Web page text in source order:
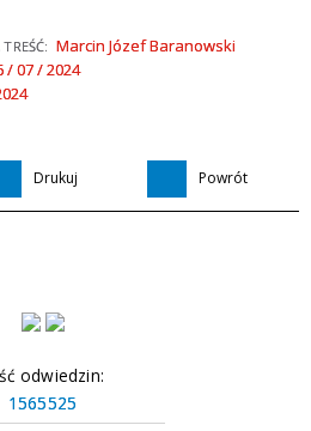
odwiedzin:
1565525
Marcin Józef Baranowski
/ 07 / 2024
Drukuj Powrót